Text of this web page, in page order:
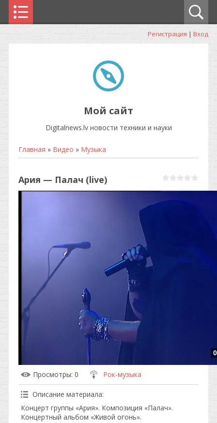
Регистрация | Вход
Мой сайт
Digitalnews.lv новости техники и науки
Главная » Видео » Музыка
Ария — Палач (live)
Просмотры: 0 Рок-музыка
Описание материала:
Концерт группы «Ария». Композиция «Палач».
Концертный альбом «Живой огонь».